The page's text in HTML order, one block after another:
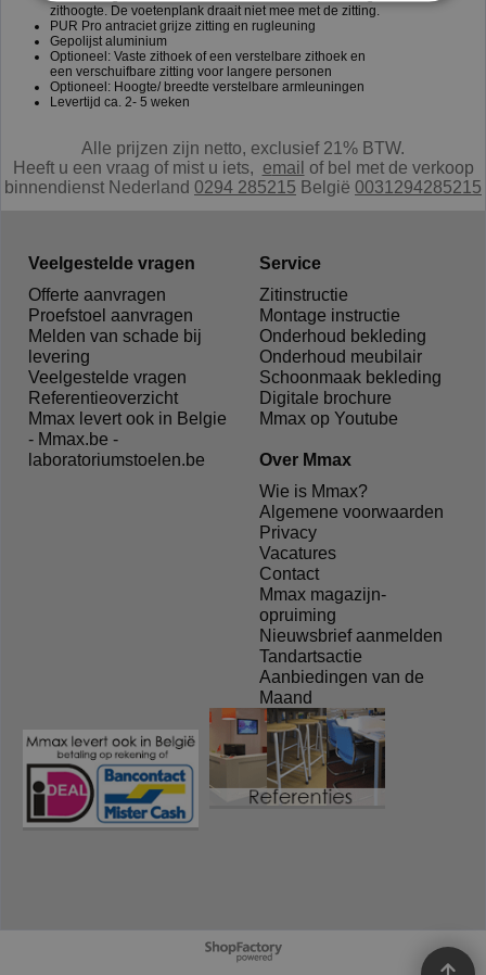
zithoogte. De voetenplank draait niet mee met de zitting.
PUR Pro antraciet grijze zitting en rugleuning
Gepolijst aluminium
Optioneel: Vaste zithoek of een verstelbare zithoek en
een verschuifbare zitting voor langere personen
Optioneel: Hoogte/ breedte verstelbare armleuningen
Levertijd ca. 2- 5 weken
Alle prijzen zijn netto, exclusief 21% BTW.
Heeft u een vraag of mist u iets, email of bel met de verkoop
binnendienst Nederland 0294 285215 België 0031294285215
Veelgestelde vragen
Offerte aanvragen
Proefstoel aanvragen
Melden van schade bij
levering
Veelgestelde vragen
Referentieoverzicht
Mmax levert ook in Belgie
- Mmax.be -
laboratoriumstoelen.be
Service
Zitinstructie
Montage instructie
Onderhoud bekleding
Onderhoud meubilair
Schoonmaak bekleding
Digitale brochure
Mmax op Youtube
Over Mmax
Wie is Mmax?
Algemene voorwaarden
Privacy
Vacatures
Contact
Mmax magazijn-
opruiming
Nieuwsbrief aanmelden
Tandartsactie
Aanbiedingen van de
Maand
Webwinkel gemaakt met
ShopFactory webwinkel